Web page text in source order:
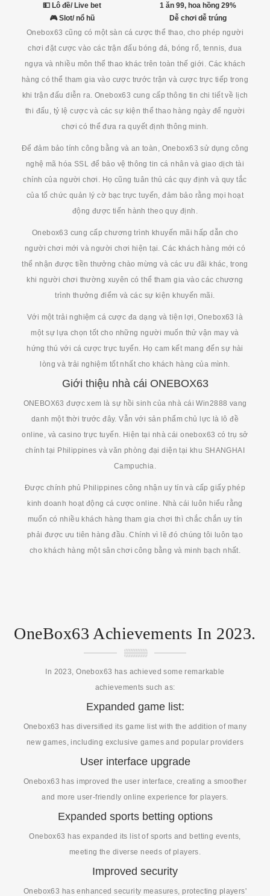
💵 Lô đề/ Live bet
1 ăn 99, hoa hồng 29%
🎮 Slot/ nổ hũ
Dễ chơi dễ trúng
Onebox63 cũng có một sàn cá cược thể thao, cho phép người
chơi đặt cược vào các trận đấu bóng đá, bóng rổ, tennis, đua
ngựa và nhiều môn thể thao khác trên toàn thế giới. Các khách
hàng có thể tham gia vào cược trước trận và cược trực tiếp trong
khi trận đấu diễn ra. Onebox63 cung cấp thông tin chi tiết về lịch
thi đấu, tỷ lệ cược và các sự kiện thể thao hàng ngày để người
chơi có thể đưa ra quyết định thông minh.
Để đảm bảo tính công bằng và an toàn, Onebox63 sử dụng công
nghệ mã hóa SSL để bảo vệ thông tin cá nhân và giao dịch tài
chính của người chơi. Họ cũng tuân thủ các quy định và quy tắc
của tổ chức quản lý cờ bạc trực tuyến, đảm bảo rằng mọi hoạt
động được tiến hành theo quy định.
Onebox63 cung cấp chương trình khuyến mãi hấp dẫn cho
người chơi mới và người chơi hiện tại. Các khách hàng mới có
thể nhận được tiền thưởng chào mừng và các ưu đãi khác, trong
khi người chơi thường xuyên có thể tham gia vào các chương
trình thưởng điểm và các sự kiện khuyến mãi.
Với một trải nghiệm cá cược đa dạng và tiện lợi, Onebox63 là
một sự lựa chọn tốt cho những người muốn thử vận may và
hứng thú với cá cược trực tuyến. Họ cam kết mang đến sự hài
lòng và trải nghiệm tốt nhất cho khách hàng của mình.
Giới thiệu nhà cái ONEBOX63
ONEBOX63 được xem là sự hồi sinh của nhà cái Win2888 vang
danh một thời trước đây. Vẫn với sản phẩm chủ lực là lô đề
online, và casino trực tuyến. Hiện tại nhà cái onebox63 có trụ sở
chính tại Philippines và văn phòng đại diện tại khu SHANGHAI
Campuchia.
Được chính phủ Philippines công nhận uy tín và cấp giấy phép
kinh doanh hoạt động cá cược online. Nhà cái luôn hiểu rằng
muốn có nhiều khách hàng tham gia chơi thì chắc chắn uy tín
phải được ưu tiên hàng đầu. Chính vì lẽ đó chúng tôi luôn tạo
cho khách hàng một sân chơi công bằng và minh bạch nhất.
OneBox63 Achievements In 2023.
In 2023, Onebox63 has achieved some remarkable
achievements such as:
Expanded game list:
Onebox63 has diversified its game list with the addition of many
new games, including exclusive games and popular providers
User interface upgrade
Onebox63 has improved the user interface, creating a smoother
and more user-friendly online experience for players.
Expanded sports betting options
Onebox63 has expanded its list of sports and betting events,
meeting the diverse needs of players.
Improved security
Onebox63 has enhanced security measures, protecting players'